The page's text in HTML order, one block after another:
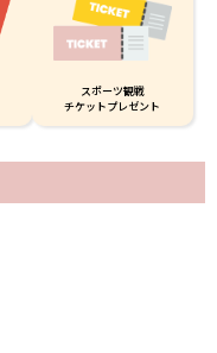
スポーツ観戦
チケットプレゼント